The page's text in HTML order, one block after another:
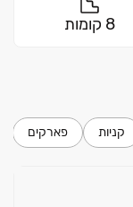
8 קומות
קניות פארקים